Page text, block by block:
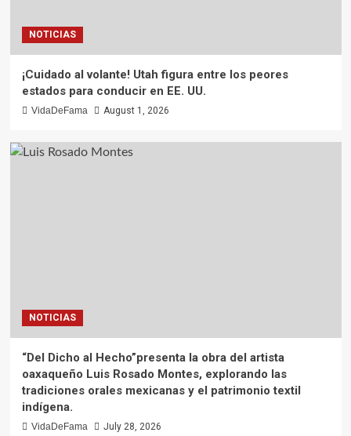
NOTICIAS
¡Cuidado al volante! Utah figura entre los peores
estados para conducir en EE. UU.
VidaDeFama August 1, 2026
NOTICIAS
“Del Dicho al Hecho”presenta la obra del artista
oaxaqueño Luis Rosado Montes, explorando las
tradiciones orales mexicanas y el patrimonio textil
indígena.
VidaDeFama July 28, 2026